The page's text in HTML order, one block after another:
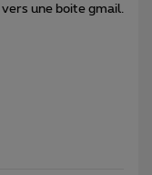
vers une boite gmail.